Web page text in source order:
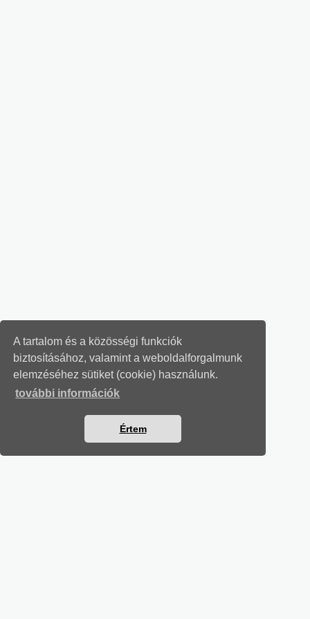
A tartalom és a közösségi funkciók
biztosításához, valamint a weboldalforgalmunk
elemzéséhez sütiket (cookie) használunk.
további információk
Értem